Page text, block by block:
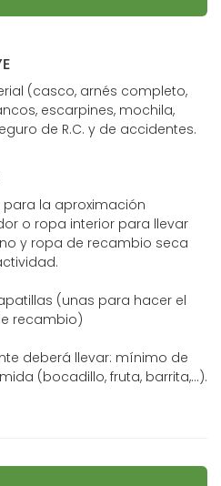
(casco, arnés completo,
escarpines, mochila,
de R.C. y de accidentes.
la aproximación
o ropa interior para llevar
y ropa de recambio seca
(unas para hacer el
recambio)
deberá llevar: mínimo de
(bocadillo, fruta, barrita,...).